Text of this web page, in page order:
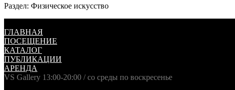
Раздел: Физическое искусство
ГЛАВНАЯ
ПОСЕЩЕНИЕ
КАТАЛОГ
ПУБЛИКАЦИИ
АРЕНДА
VS Gallery 13:00-20:00 / со среды по воскресенье